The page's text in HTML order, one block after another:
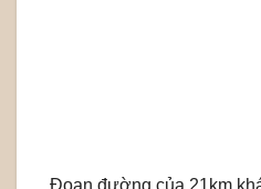
Đoạn đường của 21km